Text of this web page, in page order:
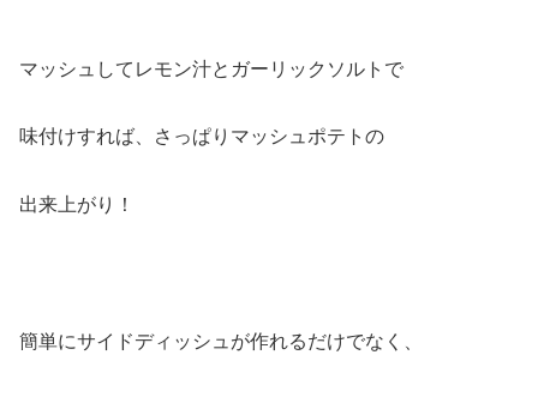
マッシュしてレモン汁とガーリックソルトで
味付けすれば、さっぱりマッシュポテトの
出来上がり！
簡単にサイドディッシュが作れるだけでなく、